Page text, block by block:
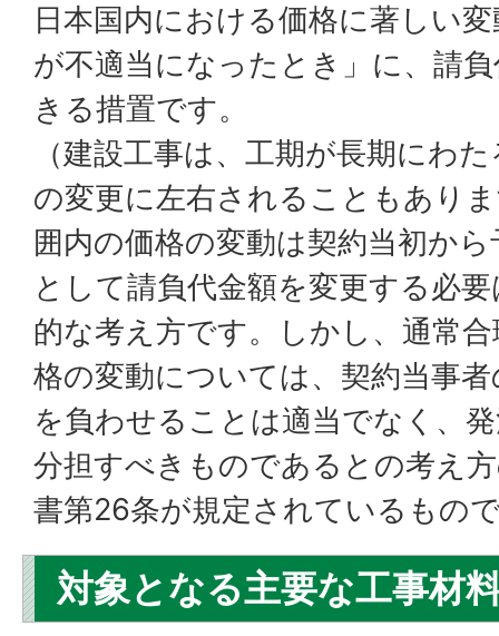
日本国内における価格に著しい
が不適当になったとき」に、請
きる措置です。
（建設工事は、工期が長期にわ
の変更に左右されることもあり
囲内の価格の変動は契約当初か
として請負代金額を変更する必
的な考え方です。しかし、通常
格の変動については、契約当事
を負わせることは適当でなく、
分担すべきものであるとの考え
書第26条が規定されているもの
対象となる主要な工事材